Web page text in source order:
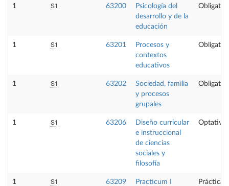
1 S1 63200
Psicología del
desarrollo y de la
educación
1 S1 63201
Procesos y
contextos
educativos
1 S1 63202
Sociedad, familia
y procesos
grupales
1 S1 63206
Diseño curricular
e instruccional
de ciencias
sociales y
filosofía
Optativa
1 S1 63209 Practicum I